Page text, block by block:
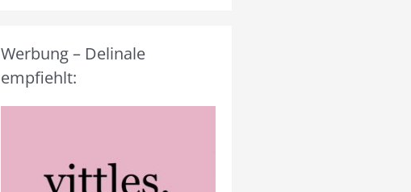
Werbung – Delinale
empfiehlt: